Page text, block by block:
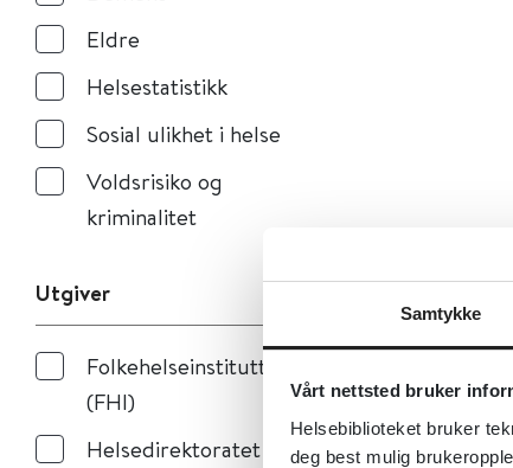
Samtykke
Vårt nettsted bruker
Helsebiblioteket bruker
deg best mulig
Eldre
Helsestatistikk
Sosial ulikhet i helse
Voldsrisiko og
kriminalitet
Utgiver
Folkehelseinstituttet
(FHI)
Helsedirektoratet